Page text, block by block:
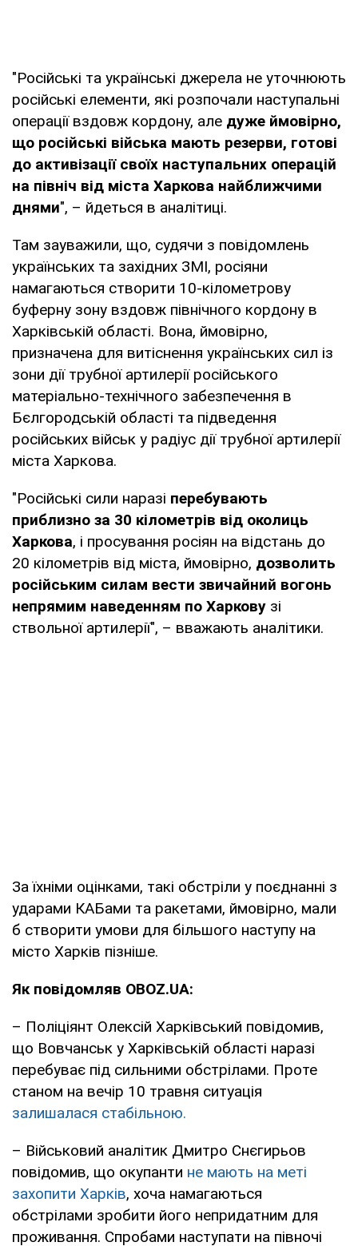
"Російські та українські джерела не уточнюють
російські елементи, які розпочали наступальні
операції вздовж кордону, але дуже ймовірно,
що російські війська мають резерви, готові
до активізації своїх наступальних операцій
на північ від міста Харкова найближчими
днями", – йдеться в аналітиці.
Там зауважили, що, судячи з повідомлень
українських та західних ЗМІ, росіяни
намагаються створити 10-кілометрову
буферну зону вздовж північного кордону в
Харківській області. Вона, ймовірно,
призначена для витіснення українських сил із
зони дії трубної артилерії російського
матеріально-технічного забезпечення в
Бєлгородській області та підведення
російських військ у радіус дії трубної артилерії
міста Харкова.
"Російські сили наразі перебувають
приблизно за 30 кілометрів від околиць
Харкова, і просування росіян на відстань до
20 кілометрів від міста, ймовірно, дозволить
російським силам вести звичайний вогонь
непрямим наведенням по Харкову зі
ствольної артилерії", – вважають аналітики.
За їхніми оцінками, такі обстріли у поєднанні з
ударами КАБами та ракетами, ймовірно, мали
б створити умови для більшого наступу на
місто Харків пізніше.
Як повідомляв OBOZ.UA:
– Поліціянт Олексій Харківський повідомив,
що Вовчанськ у Харківській області наразі
перебуває під сильними обстрілами. Проте
станом на вечір 10 травня ситуація
залишалася стабільною.
– Військовий аналітик Дмитро Снєгирьов
повідомив, що окупанти не мають на меті
захопити Харків, хоча намагаються
обстрілами зробити його непридатним для
проживання. Спробами наступати на півночі